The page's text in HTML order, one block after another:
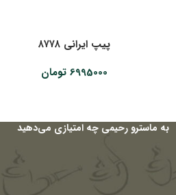
پیپ ایرانی ۸۷۷۸
6995000 تومان
به ماسترو رحیمی چه امتیازی می‌دهید